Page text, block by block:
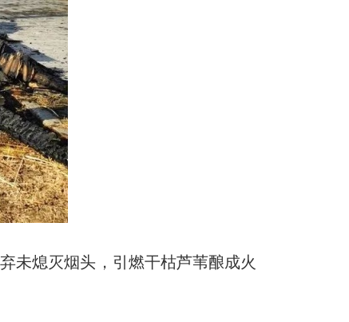
未熄灭烟头，引燃干枯芦苇酿成火